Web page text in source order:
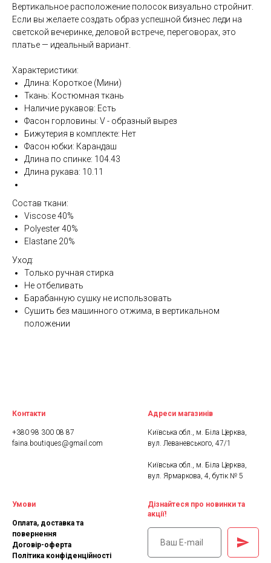
Вертикальное расположение полосок визуально стройнит.
Если вы желаете создать образ успешной бизнес леди на
светской вечеринке, деловой встрече, переговорах, это
платье — идеальный вариант.
Характеристики:
Длина: Короткое (Мини)
Ткань: Костюмная ткань
Наличие рукавов: Есть
Фасон горловины: V - образный вырез
Бижутерия в комплекте: Нет
Фасон юбки: Карандаш
Длина по спинке: 104.43
Длина рукава: 10.11
Состав ткани:
Viscose 40%
Polyester 40%
Elastane 20%
Уход:
Только ручная стирка
Не отбеливать
Барабанную сушку не использовать
Сушить без машинного отжима, в вертикальном
положении
Контакти
+380 98 300 08 87
faina.boutiques@gmail.com
Адреси магазинів
Київська обл., м. Біла Церква,
вул. Леваневського, 47/1
Київська обл., м. Біла Церква,
вул. Ярмаркова, 4, бутік № 5
Умови
Оплата, доставка та
повернення
Договір-оферта
Політика конфіденційності
Дізнайтеся про новинки та
акції!